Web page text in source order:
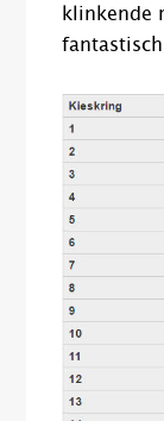
klinkende